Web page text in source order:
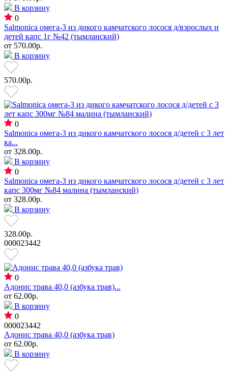
В корзину
0
Salmonica омега-3 из дикого камчатского лосося д/взрослых и
детей капс 1г №42 (тымланский)
от 570.00р.
В корзину
570.00р.
0
Salmonica омега-3 из дикого камчатского лосося д/детей с 3 лет
ка...
от 328.00р.
В корзину
0
Salmonica омега-3 из дикого камчатского лосося д/детей с 3 лет
капс 300мг №84 малина (тымланский)
от 328.00р.
В корзину
328.00р.
000023442
0
Адонис трава 40,0 (азбука трав)...
от 62.00р.
В корзину
0
000023442
Адонис трава 40,0 (азбука трав)
от 62.00р.
В корзину